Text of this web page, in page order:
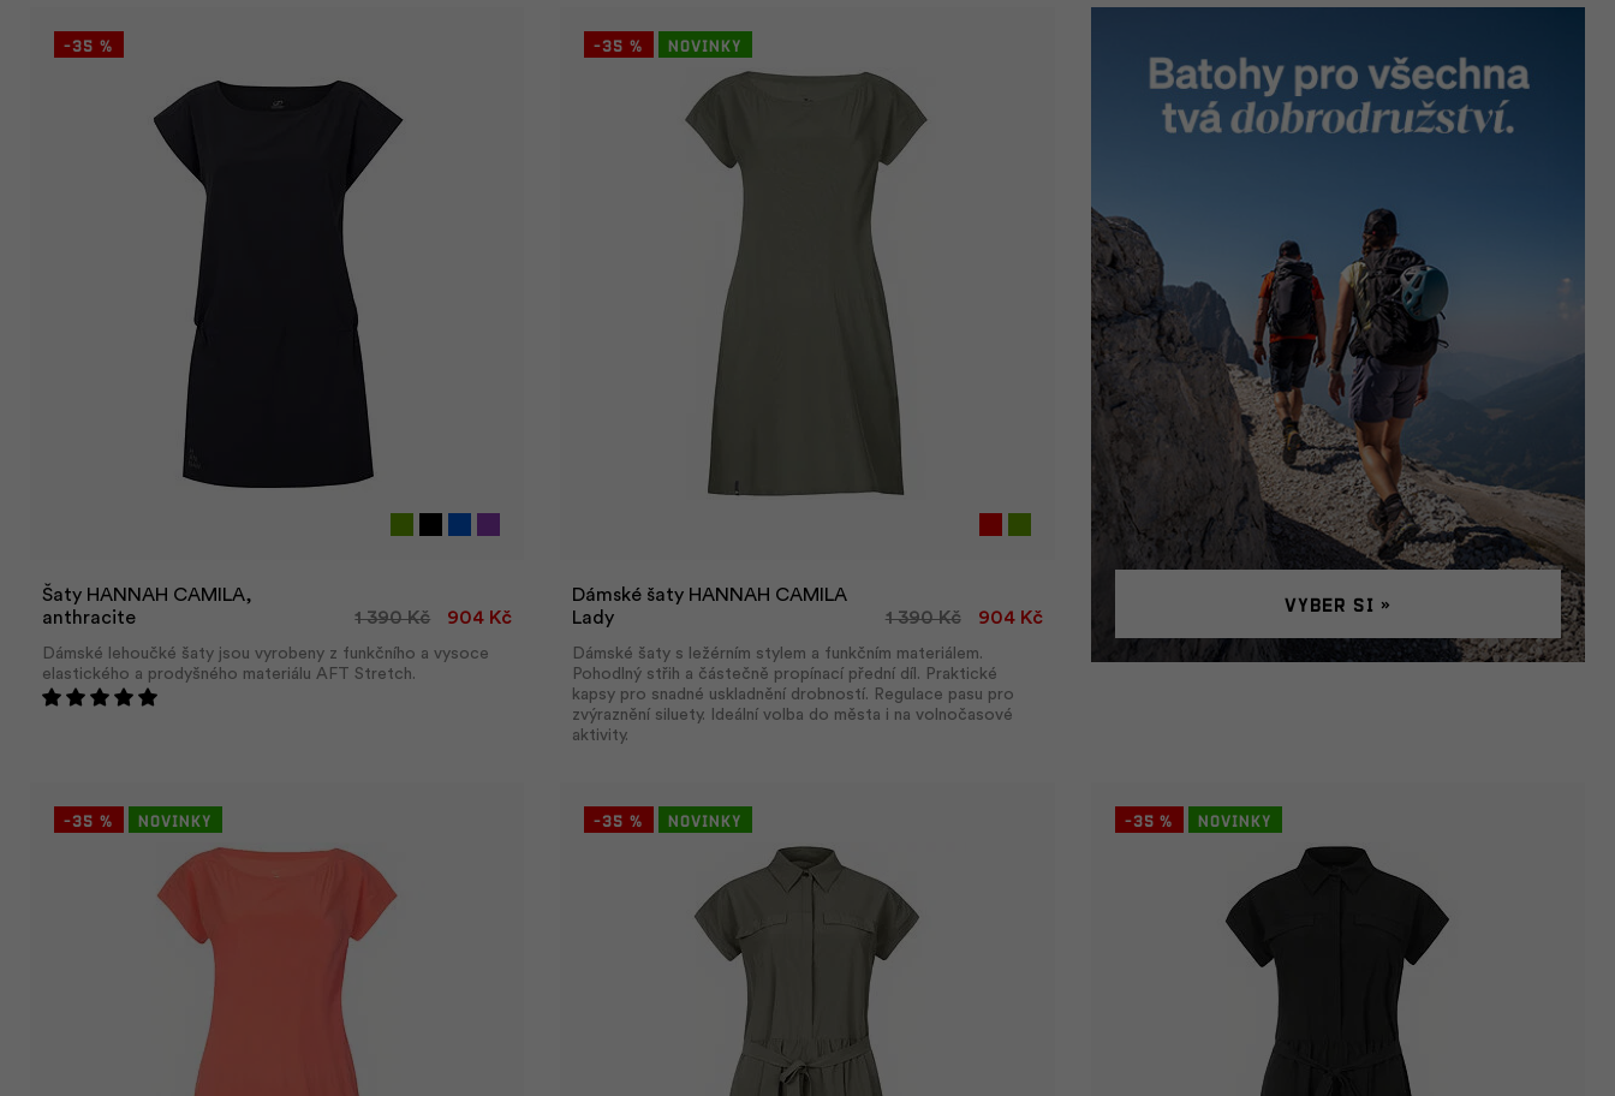
-35 %
Šaty HANNAH CAMILA,
anthracite
1 390 Kč 904 Kč
Dámské lehoučké šaty jsou vyrobeny z funkčního a vysoce
elastického a prodyšného materiálu AFT Stretch.
-35 % Novinky
Dámské šaty HANNAH CAMILA
Lady
1 390 Kč 904 Kč
Dámské šaty s ležérním stylem a funkčním materiálem.
Pohodlný střih a částečně propínací přední díl. Praktické
kapsy pro snadné uskladnění drobností. Regulace pasu pro
zvýraznění siluety. Ideální volba do města i na volnočasové
aktivity.
Vyber si »
-35 % Novinky -35 % Novinky -35 % Novinky